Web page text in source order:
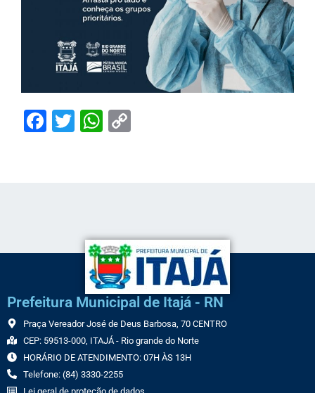
Facebook
TwitterWhatsApp
Prefeitura Municipal de Itajá - RN
Praça Vereador José de Deus Barbosa, 70 CENTRO
CEP: 59513-000, ITAJÁ - Rio grande do Norte
HORÁRIO DE ATENDIMENTO: 07H ÀS 13H
Telefone: (84) 3330-2255